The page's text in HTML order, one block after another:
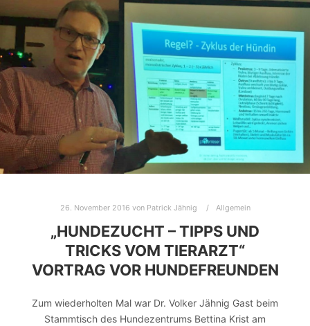
26. November 2016 von Patrick Jähnig Allgemein
„HUNDEZUCHT – TIPPS UND
TRICKS VOM TIERARZT“
VORTRAG VOR HUNDEFREUNDEN
Zum wiederholten Mal war Dr. Volker Jähnig Gast beim
Stammtisch des Hundezentrums Bettina Krist am